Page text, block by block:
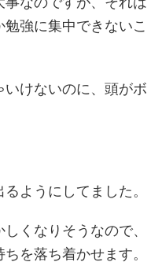
強に集中できないこ
いけないのに、頭がボ
ようにしてました。
くなりそうなので、
を落ち着かせます。